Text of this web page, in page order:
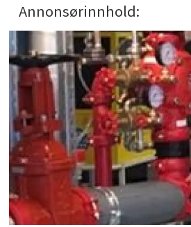
Annonsørinnhold: